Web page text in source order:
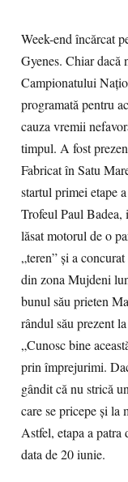
Week-end încărcat
Gyenes. Chiar dacă
Campionatului
programată pentru
cauza vremii
timpul. A fost
Fabricat în Satu
startul primei etape
Trofeul Paul Badea,
lăsat motorul de o
„teren” şi a
din zona Mujdeni
bunul său prieten
rândul său prezent
„Cunosc bine
prin împrejurimi.
gândit că nu strică
care se pricepe şi la
Astfel, etapa a patra
data de 20 iunie.